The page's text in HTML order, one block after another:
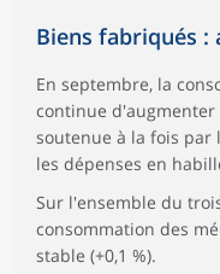
Biens fabriqués :
En septembre, la
continue d'augmenter
soutenue à la fois par
les dépenses en
Sur l'ensemble du
consommation des
stable (+0,1 %).